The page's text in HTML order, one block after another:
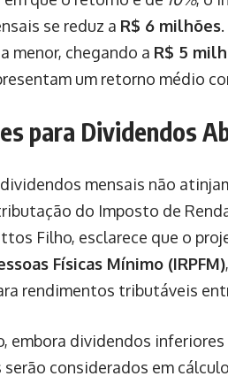
se reduz a R$ 6 milhões
menor, chegando a R$ 5
um retorno médio
para Dividendos
mensais não
do Imposto de
Filho, esclarece que o
Físicas Mínimo (IRPFM)
rendimentos tributáveis
embora dividendos inferiores
considerados em